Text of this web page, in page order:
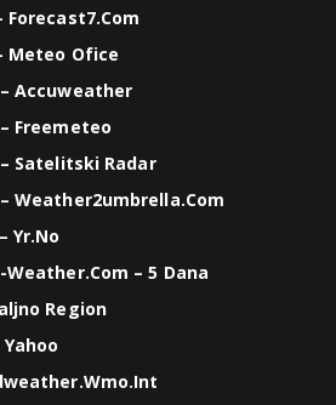
Forecast7.com
Meteo Ofice
Accuweather
Freemeteo
Satelitski Radar
Weather2umbrella.com
Yr.no
weather.com – 5 Dana
Region